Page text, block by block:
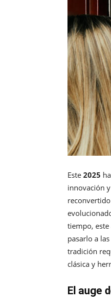
Este 2025
innovación
tiempo, este
pasarlo a
tradición
clásica y
El auge